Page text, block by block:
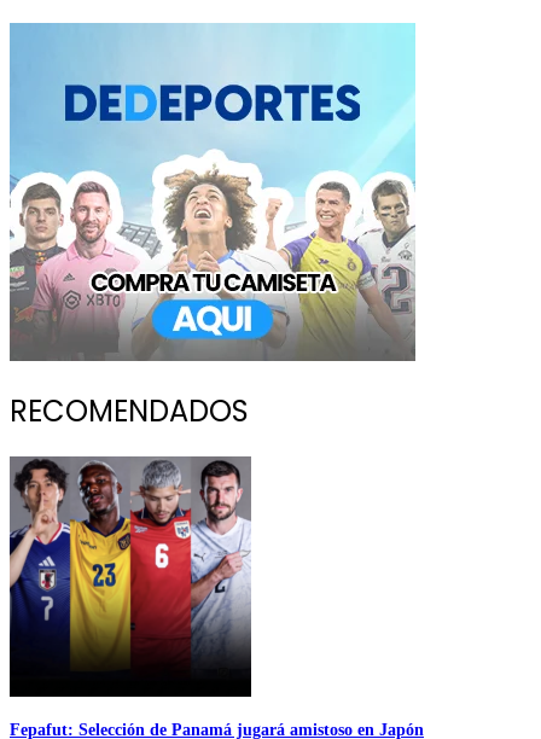
RECOMENDADOS
Fepafut: Selección de Panamá jugará amistoso en Japón